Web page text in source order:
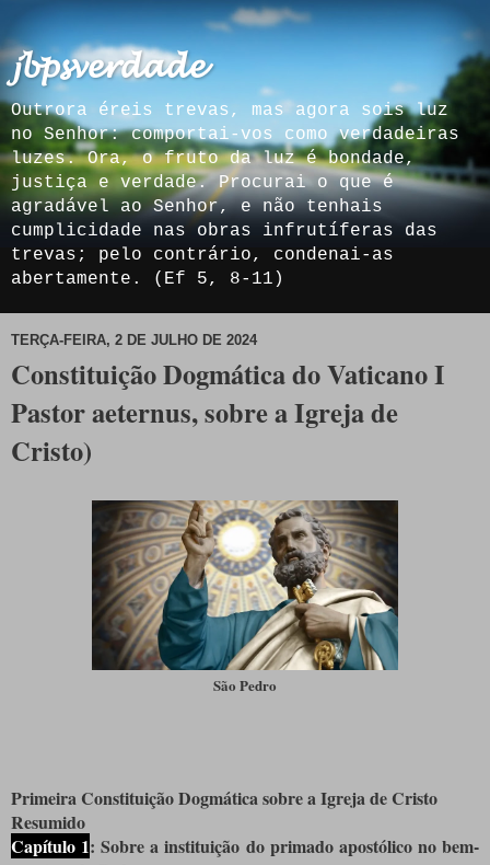
𝓳𝓫𝓹𝓼𝓿𝓮𝓻𝓭𝓪𝓭𝓮
Outrora éreis trevas, mas agora sois luz
no Senhor: comportai-vos como verdadeiras
luzes. Ora, o fruto da luz é bondade,
justiça e verdade. Procurai o que é
agradável ao Senhor, e não tenhais
cumplicidade nas obras infrutíferas das
trevas; pelo contrário, condenai-as
abertamente. (Ef 5, 8-11)
TERÇA-FEIRA, 2 DE JULHO DE 2024
Constituição Dogmática do Vaticano I
Pastor aeternus, sobre a Igreja de
Cristo)
São Pedro
Primeira Constituição Dogmática sobre a Igreja de Cristo
Resumido
Capítulo 1: Sobre a instituição do primado apostólico no bem-